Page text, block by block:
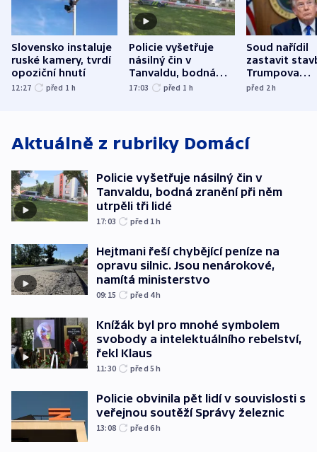
Slovensko instaluje
ruské kamery, tvrdí
opoziční hnutí
12:27 před 1 h
Policie vyšetřuje
násilný čin v
Tanvaldu, bodná
zranění při něm
17:03 před 1 h
Soud nařídil
zastavit
Trumpova
tanečního
před 2h
Aktuálně z rubriky Domácí
Policie vyšetřuje násilný čin v
Tanvaldu, bodná zranění při něm
utrpěli tři lidé
17:03 před 1h
Hejtmani řeší chybějící peníze na
opravu silnic. Jsou nenárokové,
namítá ministerstvo
09:15 před 4h
Knížák byl pro mnohé symbolem
svobody a intelektuálního rebelství,
řekl Klaus
11:30 před 5h
Policie obvinila pět lidí v souvislosti s
veřejnou soutěží Správy železnic
13:08 před 6h